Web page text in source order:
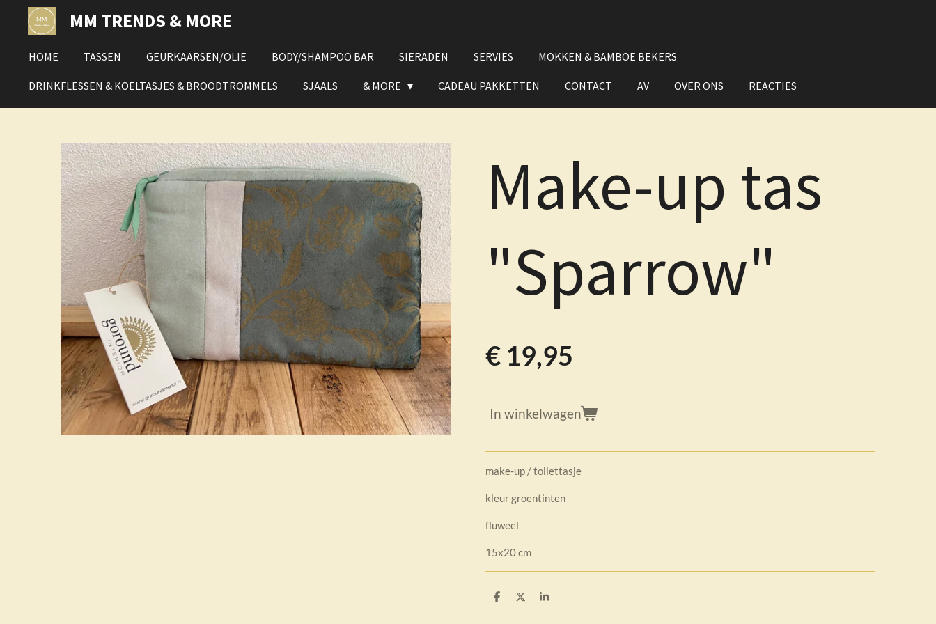
direct
hoofdinhoud
MM TRENDS & MORE
HOME TASSEN GEURKAARSEN/OLIE BODY/SHAMPOO BAR SIERADEN SERVIES MOKKEN & BAMBOE BEKERS
DRINKFLESSEN & KOELTASJES & BROODTROMMELS SJAALS & MORE CADEAU PAKKETTEN CONTACT AV OVER ONS REACTIES
Make-up tas
"Sparrow"
€ 19,95
In winkelwagen
make-up / toilettasje
kleur groentinten
fluweel
15x20 cm
D
D
S